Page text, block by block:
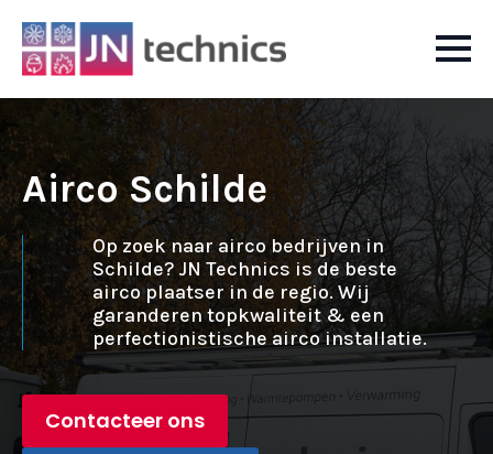
Airco Schilde
Op zoek naar airco bedrijven in
Schilde? JN Technics is de beste
airco plaatser in de regio. Wij
garanderen topkwaliteit & een
perfectionistische airco installatie.
Contacteer ons